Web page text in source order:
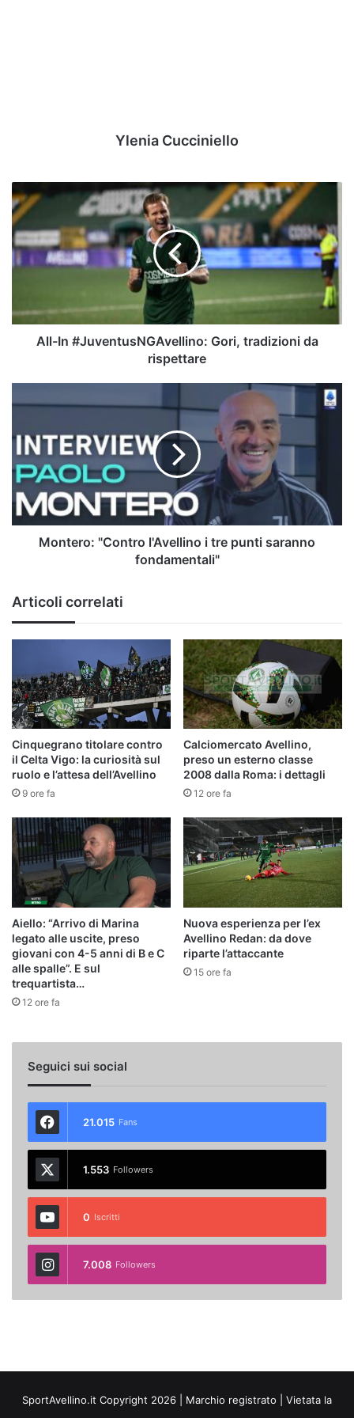
Ylenia Cucciniello
In
#JuventusNGAvellino:
Gori,
tradizioni
da
All-In #JuventusNGAvellino: Gori, tradizioni da
rispettare
"Contro
i
tre
punti
saranno
fondamentali"
Montero: "Contro l'Avellino i tre punti saranno
fondamentali"
Articoli correlati
Cinquegrano titolare contro
il Celta Vigo: la curiosità sul
ruolo e l’attesa dell’Avellino
9 ore fa
Calciomercato Avellino,
preso un esterno classe
2008 dalla Roma: i dettagli
12 ore fa
Aiello: “Arrivo di Marina
legato alle uscite, preso
giovani con 4-5 anni di B e C
alle spalle”. E sul
trequartista…
12 ore fa
Nuova esperienza per l’ex
Avellino Redan: da dove
riparte l’attaccante
15 ore fa
Seguici sui social
21.015 Fans
1.553 Followers
0 Iscritti
7.008 Followers
SportAvellino.it Copyright 2026 | Marchio registrato | Vietata la